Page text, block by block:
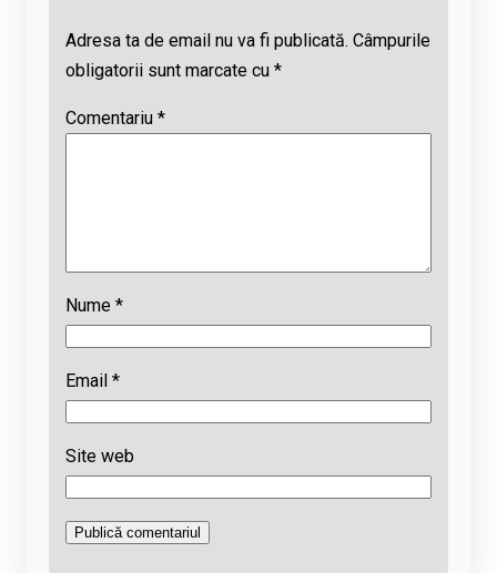
Adresa ta de email nu va fi publicată. Câmpurile
obligatorii sunt marcate cu *
Comentariu *
Nume *
Email *
Site web